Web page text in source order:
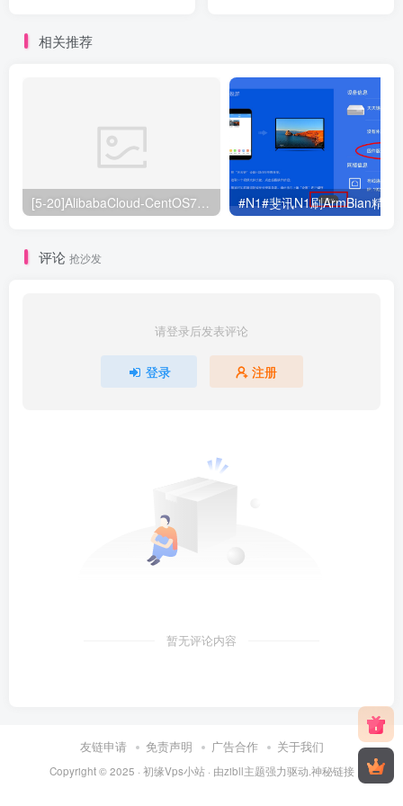
相关推荐
[5-20]AlibabaCloud-CentOS7-Pure-and-safe V1.6.4(大更新\脚本通用化) 净化阿里云centos系统
评论 抢沙发
请登录后发表评论
登录 注册
暂无评论内容
友链申请 免责声明 广告合作 关于我们
Copyright © 2025 · 初缘Vps小站· 由zibll主题强力驱动.神秘链接